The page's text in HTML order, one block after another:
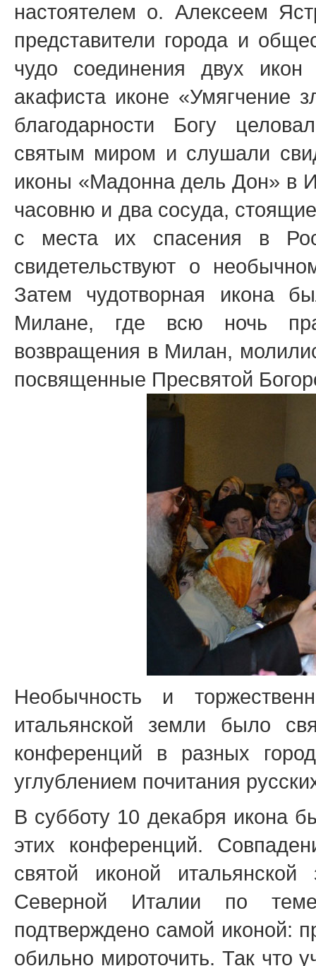
настоятелем о. Алексеем
представители города и
чудо соединения двух
акафиста иконе «Умягчение
благодарности Богу
святым миром и слушали
иконы «Мадонна дель Дон» в
часовню и два сосуда,
с места их спасения в
свидетельствуют о
Затем чудотворная икона
Милане, где всю ночь
возвращения в Милан,
посвященные Пресвятой
Необычность и
итальянской земли было
конференций в разных
углублением почитания
В субботу 10 декабря икона
этих конференций.
святой иконой
Северной Италии по
подтверждено самой иконой:
обильно мироточить. Так что